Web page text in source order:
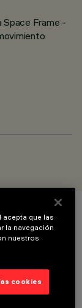
Frame -
acepta que las
la navegación
nuestros
cookies